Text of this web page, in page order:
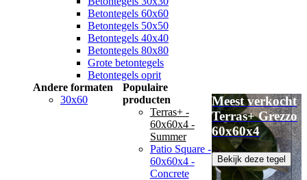
Betontegels 60x60
Betontegels 50x50
Betontegels 40x40
Betontegels 80x80
Grote betontegels
Betontegels oprit
Andere formaten
30x60
Populaire
producten
Terras+ -
60x60x4 -
Summer
Patio Square -
60x60x4 -
Concrete
Meest verkocht
Terras+ Grezzo
60x60x4
Bekijk deze tegel